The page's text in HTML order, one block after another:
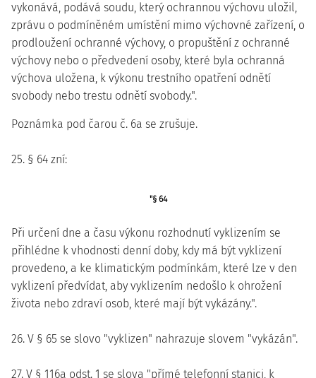
vykonává, podává soudu, který ochrannou výchovu uložil,
zprávu o podmíněném umístění mimo výchovné zařízení, o
prodloužení ochranné výchovy, o propuštění z ochranné
výchovy nebo o předvedení osoby, které byla ochranná
výchova uložena, k výkonu trestního opatření odnětí
svobody nebo trestu odnětí svobody.".
Poznámka pod čarou č. 6a se zrušuje.
25. § 64 zní:
"§ 64
Při určení dne a času výkonu rozhodnutí vyklizením se
přihlédne k vhodnosti denní doby, kdy má být vyklizení
provedeno, a ke klimatickým podmínkám, které lze v den
vyklizení předvídat, aby vyklizením nedošlo k ohrožení
života nebo zdraví osob, které mají být vykázány.".
26. V § 65 se slovo "vyklizen" nahrazuje slovem "vykázán".
27. V § 116a odst. 1 se slova "přímé telefonní stanici, k